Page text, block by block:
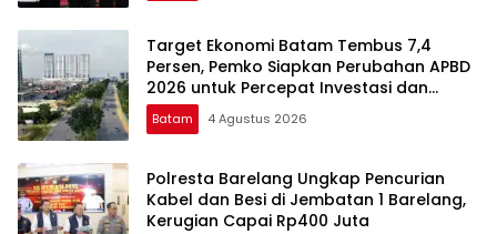
Target Ekonomi Batam Tembus 7,4
Persen, Pemko Siapkan Perubahan APBD
2026 untuk Percepat Investasi dan
Infrastruktur
Batam 4 Agustus 2026
Polresta Barelang Ungkap Pencurian
Kabel dan Besi di Jembatan 1 Barelang,
Kerugian Capai Rp400 Juta